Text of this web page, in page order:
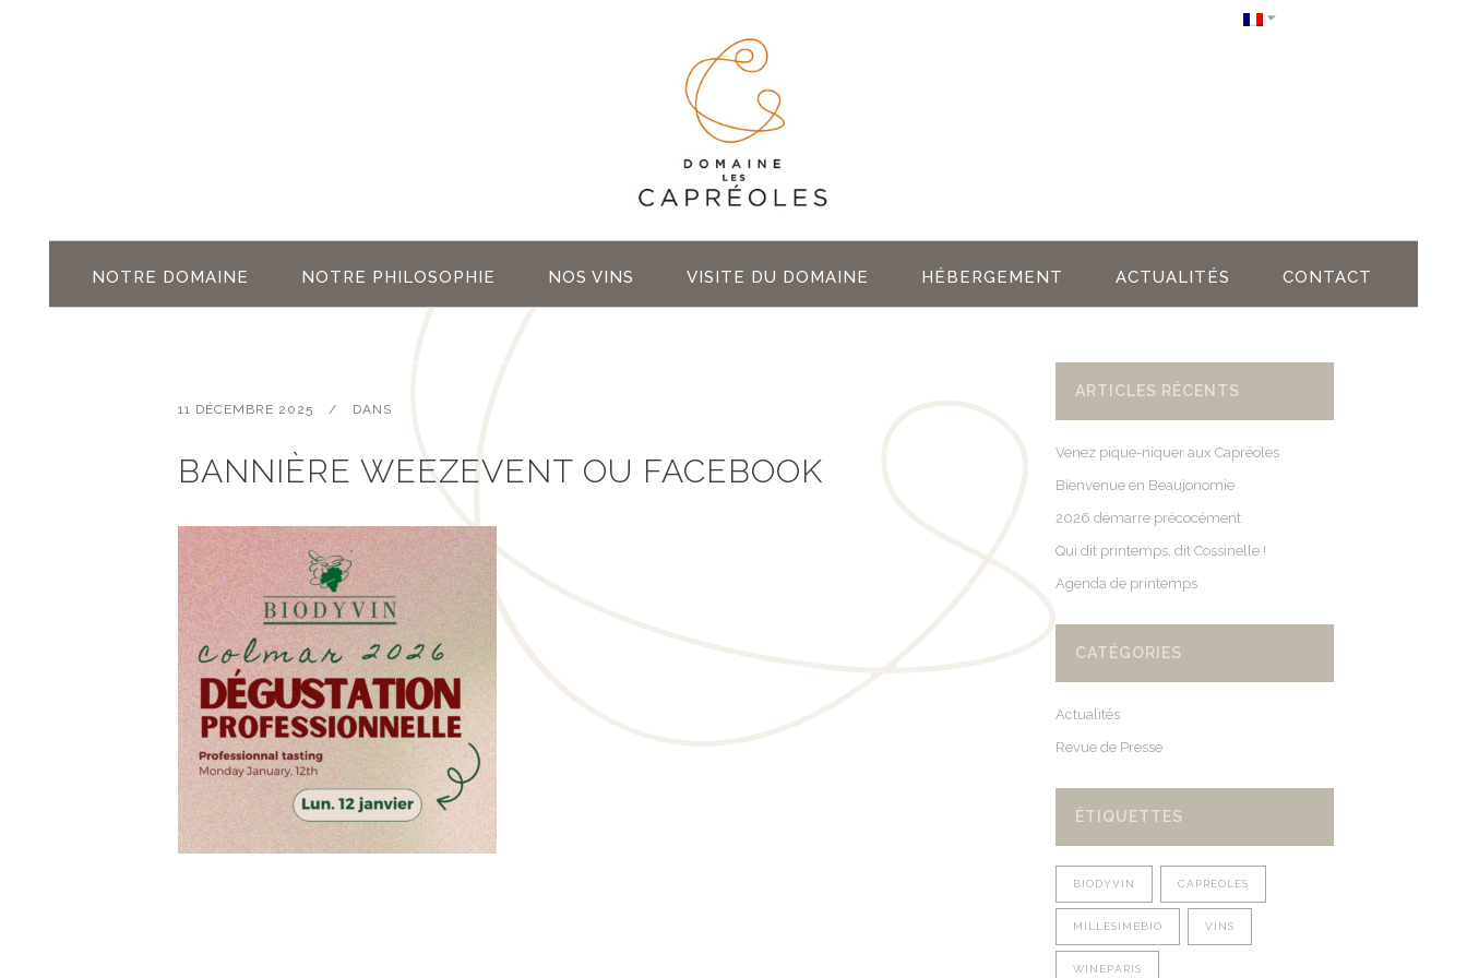
NOTRE DOMAINE NOTRE PHILOSOPHIE NOS VINS VISITE DU DOMAINE HÉBERGEMENT ACTUALITÉS CONTACT
11 DÉCEMBRE 2025 DANS
BANNIÈRE WEEZEVENT OU FACEBOOK
ARTICLES RÉCENTS
Venez pique-niquer aux Capréoles
Bienvenue en Beaujonomie
2026 démarre précocément
Qui dit printemps, dit Cossinelle !
Agenda de printemps
CATÉGORIES
Actualités
Revue de Presse
ÉTIQUETTES
BIODYVIN CAPREOLES
MILLESIMEBIO VINS
WINEPARIS